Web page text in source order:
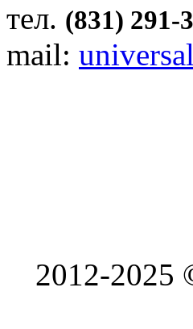
тел. (831) 291-
mail:
2012-2025